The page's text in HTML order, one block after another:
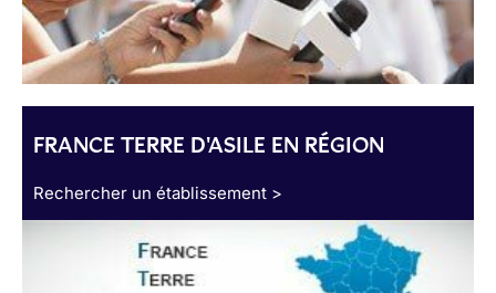
FRANCE TERRE D'ASILE EN RÉGION
Rechercher un établissement >